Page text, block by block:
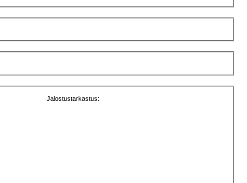
Jalostustarkastus: